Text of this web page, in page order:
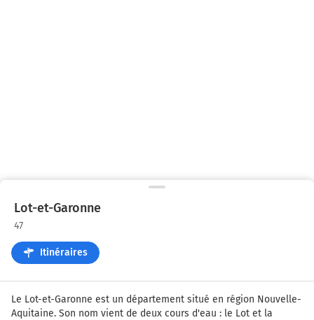
Lot-et-Garonne
47
Itinéraires
Le Lot-et-Garonne est un département situé en région Nouvelle-
Aquitaine. Son nom vient de deux cours d'eau : le Lot et la